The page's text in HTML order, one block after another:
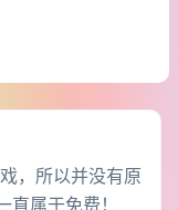
，所以并没有原
属于免费！